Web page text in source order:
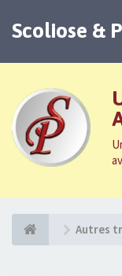
Scoliose &
Autres